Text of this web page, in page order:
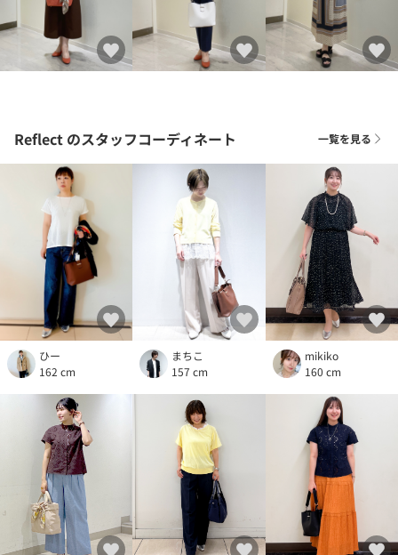
Reflect のスタッフコーディネート 一覧を見る
ひー
162 cm
まちこ
157 cm
mikiko
160 cm